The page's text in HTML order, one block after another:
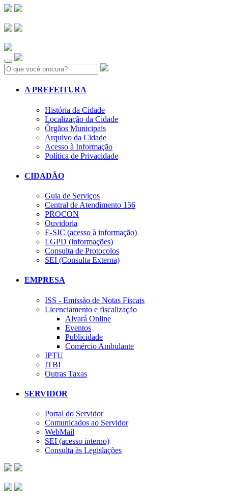
Search:
A PREFEITURA
História da Cidade
Localização da Cidade
Órgãos Municipais
Arquivo da Cidade
Acesso à Informação
Política de Privacidade
CIDADÃO
Guia de Serviços
Central de Atendimento 156
PROCON
Ouvidoria
E-SIC (acesso à informação)
LGPD (informações)
Consulta de Protocolos
SEI (Consulta Externa)
EMPRESA
ISS - Emissão de Notas Fiscais
Licenciamento e fiscalização
Alvará Online
Eventos
Publicidade
Comércio Ambulante
IPTU
ITBI
Outras Taxas
SERVIDOR
Portal do Servidor
Comunicados ao Servidor
WebMail
SEI (acesso interno)
Consulta às Legislações